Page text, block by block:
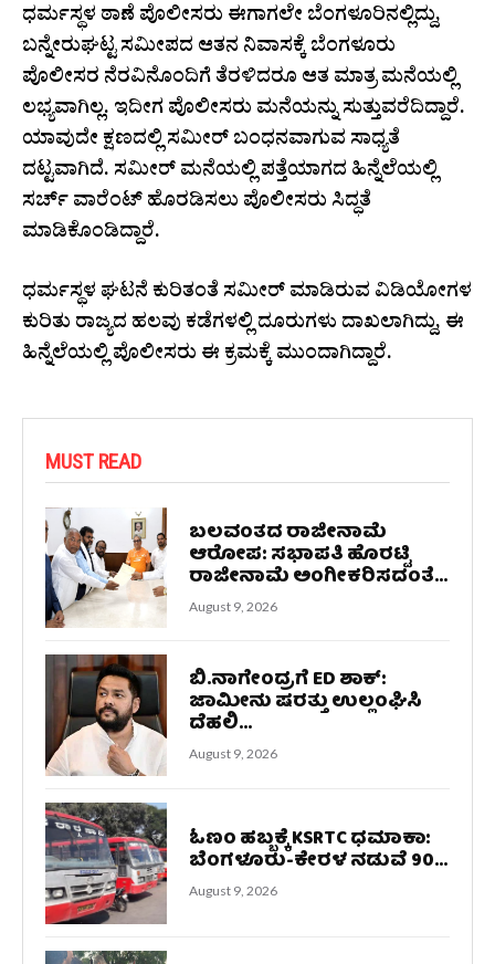
ಧರ್ಮಸ್ಥಳ ಠಾಣೆ ಪೊಲೀಸರು ಈಗಾಗಲೇ ಬೆಂಗಳೂರಿನಲ್ಲಿದ್ದು,
ಬನ್ನೇರುಘಟ್ಟ ಸಮೀಪದ ಆತನ ನಿವಾಸಕ್ಕೆ ಬೆಂಗಳೂರು
ಪೊಲೀಸರ ನೆರವಿನೊಂದಿಗೆ ತೆರಳಿದರೂ ಆತ ಮಾತ್ರ ಮನೆಯಲ್ಲಿ
ಲಭ್ಯವಾಗಿಲ್ಲ. ಇದೀಗ ಪೊಲೀಸರು ಮನೆಯನ್ನು ಸುತ್ತುವರೆದಿದ್ದಾರೆ.
ಯಾವುದೇ ಕ್ಷಣದಲ್ಲಿ ಸಮೀರ್ ಬಂಧನವಾಗುವ ಸಾಧ್ಯತೆ
ದಟ್ಟವಾಗಿದೆ. ಸಮೀರ್ ಮನೆಯಲ್ಲಿ ಪತ್ತೆಯಾಗದ ಹಿನ್ನೆಲೆಯಲ್ಲಿ
ಸರ್ಚ್ ವಾರೆಂಟ್ ಹೊರಡಿಸಲು ಪೊಲೀಸರು ಸಿದ್ಧತೆ
ಮಾಡಿಕೊಂಡಿದ್ದಾರೆ.
ಧರ್ಮಸ್ಥಳ ಘಟನೆ ಕುರಿತಂತೆ ಸಮೀರ್ ಮಾಡಿರುವ ವಿಡಿಯೋಗಳ
ಕುರಿತು ರಾಜ್ಯದ ಹಲವು ಕಡೆಗಳಲ್ಲಿ ದೂರುಗಳು ದಾಖಲಾಗಿದ್ದು, ಈ
ಹಿನ್ನೆಲೆಯಲ್ಲಿ ಪೊಲೀಸರು ಈ ಕ್ರಮಕ್ಕೆ ಮುಂದಾಗಿದ್ದಾರೆ.
MUST READ
ಬಲವಂತದ ರಾಜೀನಾಮೆ
ಆರೋಪ: ಸಭಾಪತಿ ಹೊರಟ್ಟಿ
ರಾಜೀನಾಮೆ ಅಂಗೀಕರಿಸದಂತೆ...
August 9, 2026
ಬಿ.ನಾಗೇಂದ್ರಗೆ ED ಶಾಕ್:
ಜಾಮೀನು ಷರತ್ತು ಉಲ್ಲಂಘಿಸಿ
ದೆಹಲಿ...
August 9, 2026
ಓಣಂ ಹಬ್ಬಕ್ಕೆ KSRTC ಧಮಾಕಾ:
ಬೆಂಗಳೂರು-ಕೇರಳ ನಡುವೆ 90...
August 9, 2026